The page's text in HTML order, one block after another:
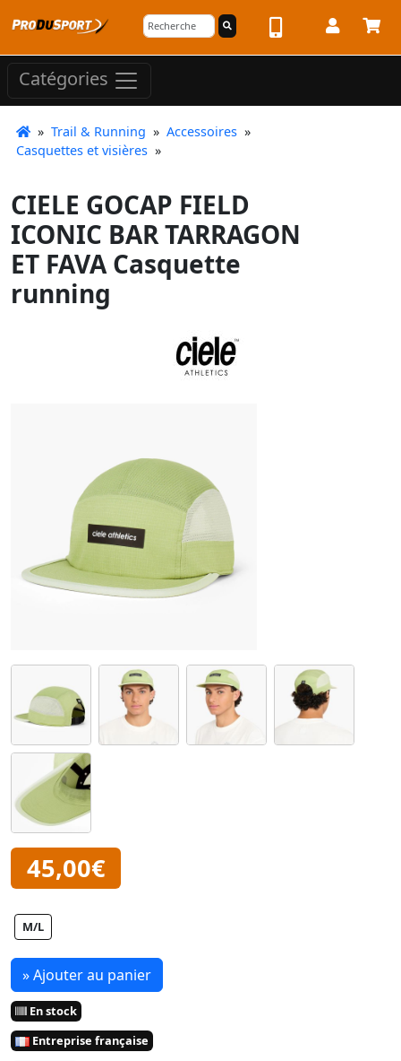
Catégories
» Trail & Running » Accessoires »
Casquettes et visières »
CIELE GOCAP FIELD
ICONIC BAR TARRAGON
ET FAVA Casquette
running
45,00€
M/L
» Ajouter au panier
En stock
Entreprise française